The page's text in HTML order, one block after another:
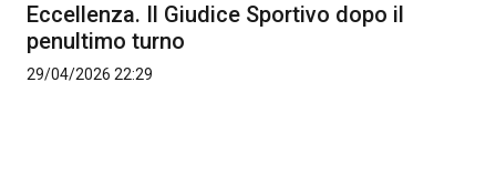
Eccellenza. Il Giudice Sportivo dopo il
penultimo turno
29/04/2026 22:29